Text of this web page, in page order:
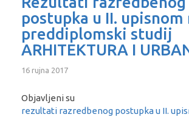
postupka u II. upisnom
preddiplomski studij
ARHITEKTURA I
16 rujna 2017
Objavljeni su
rezultati razredbenog postupka u II.